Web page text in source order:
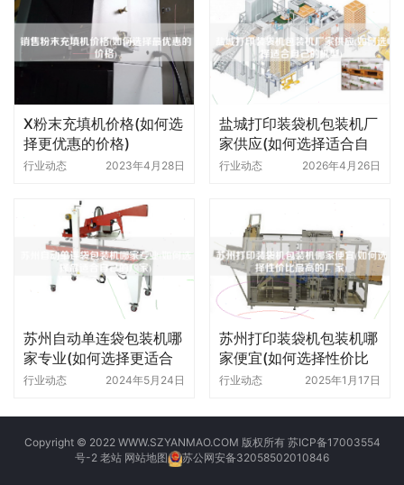
X粉末充填机价格(如何选
择更优惠的价格)
行业动态 2023年4月28日
盐城打印装袋机包装机厂
家供应(如何选择适合自
己的机型)
行业动态 2026年4月26日
苏州自动单连袋包装机哪
家专业(如何选择更适合
自己的厂家)
行业动态 2024年5月24日
苏州打印装袋机包装机哪
家便宜(如何选择性价比
更高的厂家)
行业动态 2025年1月17日
Copyright © 2022 WWW.SZYANMAO.COM 版权所有 苏ICP备17003554
号-2 老站 网站地图 苏公网安备32058502010846